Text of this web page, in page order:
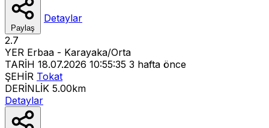
Paylaş
Detaylar
2.7
YER Erbaa - Karayaka/Orta
TARİH 18.07.2026 10:55:35 3 hafta önce
ŞEHİR Tokat
DERİNLİK 5.00km
Detaylar